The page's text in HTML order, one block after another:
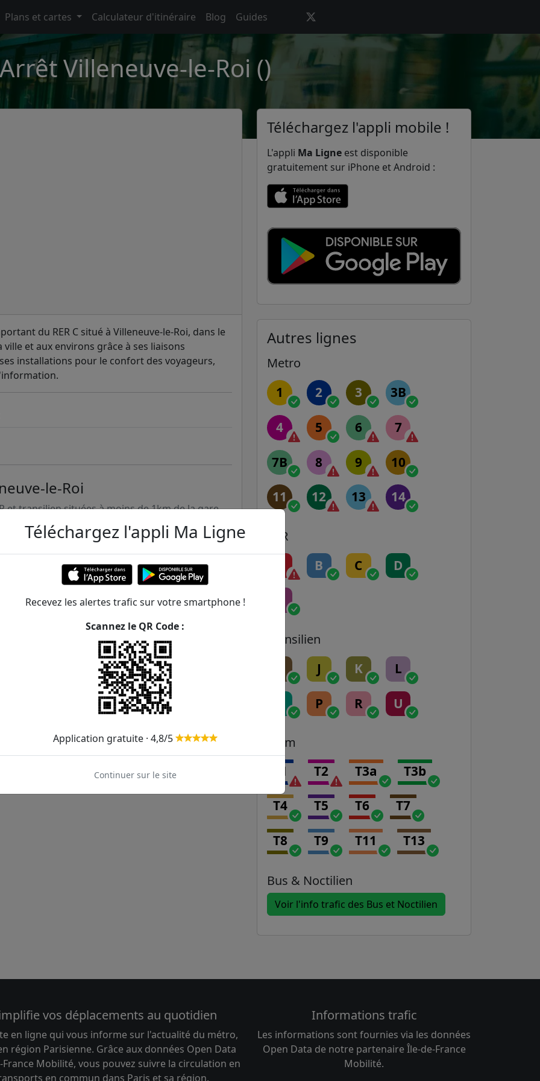
Plans et cartes Calculateur d'itinéraire Blog Guides
Arrêt Villeneuve-le-Roi ()
du RER C situé à Villeneuve-le-Roi, dans le
et aux environs grâce à ses liaisons
installations pour le confort des voyageurs,
le-Roi
et transilien situées à moins de 1km de la gare
Téléchargez l'appli mobile !
L'appli Ma Ligne est disponible
gratuitement sur iPhone et Android :
Autres lignes
Metro
1 2 3 3B
4 5 6 7
7B 8 9 10
11 12 13 14
RER
B C D
Transilien
J K L
P R U
Tram
T1 T2 T3a T3b
T4 T5 T6 T7
T8 T9 T11 T13
Bus & Noctilien
Voir l'info trafic des Bus et Noctilien
vos déplacements au quotidien
en ligne qui vous informe sur l'actualité du métro,
région Parisienne. Grâce aux données Open Data
Mobilité, vous pouvez suivre la circulation en
en commun dans Paris et sa région.
Informations trafic
Les informations sont fournies via les données
Open Data de notre partenaire Île-de-France
Mobilité.
Téléchargez l'appli Ma Ligne
Recevez les alertes trafic sur votre smartphone !
Scannez le QR Code :
Application gratuite · 4,8/5
Continuer sur le site